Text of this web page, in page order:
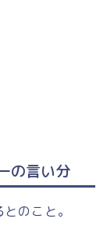
の言い分
のこと。